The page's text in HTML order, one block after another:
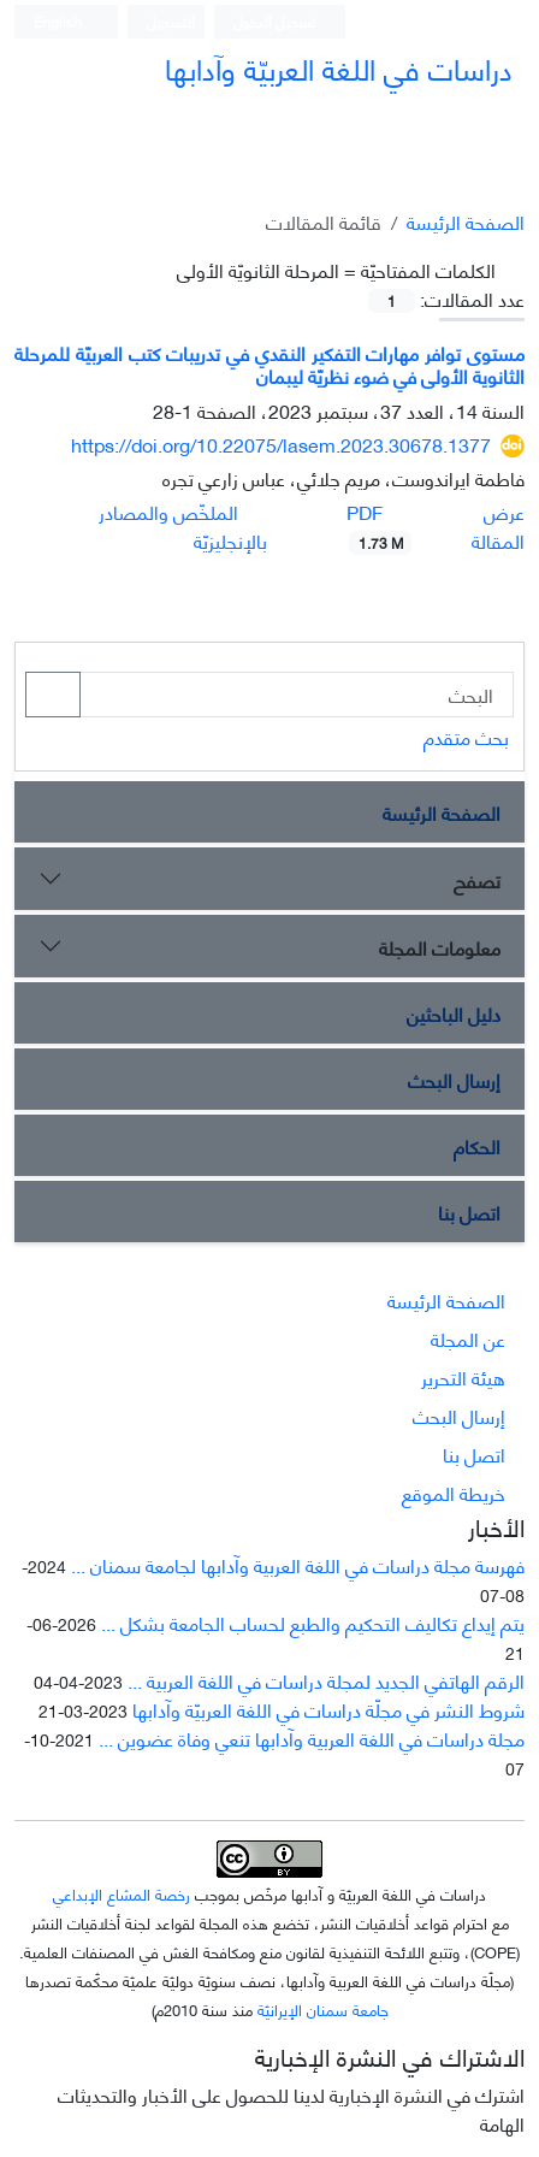
دراسات في اللغة العربيّة وآدابها
الصفحة الرئيسة
قائمة المقالات
الکلمات المفتاحيّة =المرحلة الثانويّة الأولی
عدد المقالات:
1
مستوى توافر مهارات التفكير النقدي في تدريبات كتب العربيّة للمرحلة
الثانوية الأولی في ضوء نظريّة ليبمان
السنة 14، العدد 37، سبتمبر 2023، الصفحة
1-28
https://doi.org/10.22075/lasem.2023.30678.1377
فاطمة ايراندوست، مريم جلائي، عباس زارعي تجره
عرض
المقالة
1.73 M
الملخّص والمصادر
بالإنجليزيّة
بحث متقدم
الصفحة الرئيسة
تصفح
معلومات المجلة
دليل الباحثين
إرسال البحث
الحكام
اتصل بنا
الصفحة الرئيسة
عن المجلة
هيئة التحرير
إرسال البحث
اتصل بنا
خريطة الموقع
الأخبار
فهرسة مجلة دراسات في اللغة العربية وآدابها لجامعة سمنان ...
2024-
08-07
يتم إيداع تکاليف التحکيم والطبع لحساب الجامعة بشکل ...
2026-06-
21
الرقم الهاتفي الجديد لمجلة دراسات في اللغة العربية ... 2023-04-04
شروط النشر في مجلّة دراسات في اللغة العربيّة وآدابها 2023-03-21
مجلة دراسات في اللغة العربية وآدابها تنعي وفاة عضوين ...
2021-10-
07
دراسات في اللغة العربيّة و آدابها مرخّص بموجب رخصة المشاع الإبداعي
مع احترام قواعد أخلاقيات النشر، تخضع هذه المجلة لقواعد لجنة أخلاقيات النشر
(COPE)، وتتبع اللائحة التنفيذية لقانون منع ومكافحة الغش في المصنفات العلمية.
(مجلّة دراسات في اللغة العربية وآدابها، نصف سنويّة دوليّة علميّة محکّمة تصدرها
جامعة سمنان الإيرانيّةمنذ سنة 2010م)
الاشتراك في النشرة الإخبارية
اشترك في النشرة الإخبارية لدينا للحصول على الأخبار والتحديثات
الهامة